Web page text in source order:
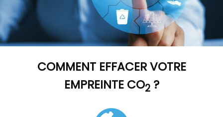
COMMENT EFFACER VOTRE
EMPREINTE CO2?